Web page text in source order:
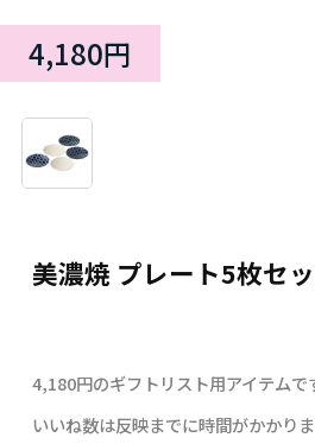
美濃焼 プレート5枚セ
4,180円
4,180円のギフトリスト用アイテムで
いいね数は反映までに時間がかかり